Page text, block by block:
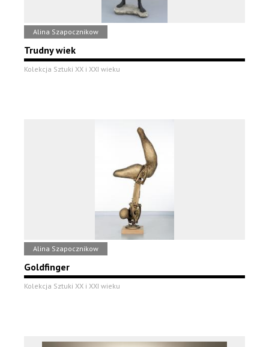
Alina Szapocznikow
Trudny wiek
Kolekcja Sztuki XX i XXI wieku
Alina Szapocznikow
Goldfinger
Kolekcja Sztuki XX i XXI wieku